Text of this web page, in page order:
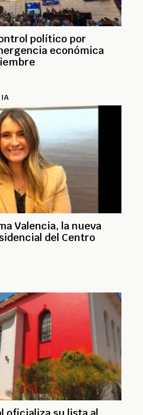
político por
económica
Valencia, la nueva
del Centro